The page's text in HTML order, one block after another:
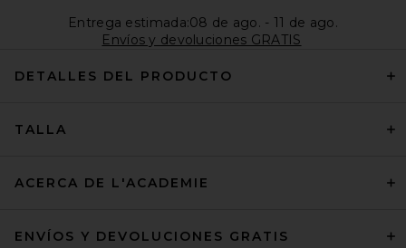
Entrega estimada:08 de ago. - 11 de ago.
Envíos y devoluciones GRATIS
DETALLES DEL PRODUCTO
TALLA
ACERCA DE L'ACADEMIE
ENVÍOS Y DEVOLUCIONES GRATIS